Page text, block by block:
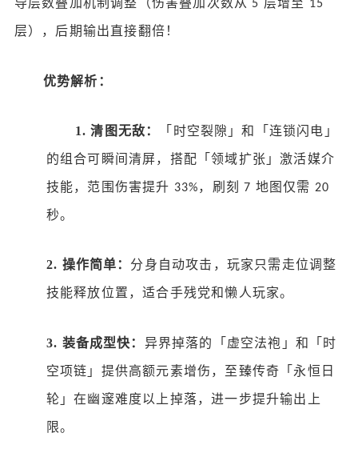
导层数叠加机制调整（伤害叠加次数从 5 层增至 15
层），后期输出直接翻倍！
优势解析：
1.清图无敌： 「时空裂隙」和「连锁闪电」
的组合可瞬间清屏，搭配「领域扩张」激活媒介
技能，范围伤害提升 33%，刷刻7 地图仅需 20
秒。
2. 操作简单： 分身自动攻击，玩家只需走位调整
技能释放位置，适合手残党和懒人玩家。
3. 装备成型快： 异界掉落的「虚空法袍」和「时
空项链」提供高额元素增伤，至臻传奇「永恒日
轮」在幽邃难度以上掉落，进一步提升输出上
限。